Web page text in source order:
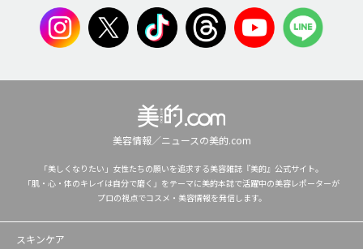
美容情報／ニュースの美的.com
「美しくなりたい」女性たちの願いを追求する美容雑誌『美的』公式サイト。
「肌・心・体のキレイは自分で磨く」をテーマに美的本誌で活躍中の美容レポーターが
プロの視点でコスメ・美容情報を発信します。
スキンケア